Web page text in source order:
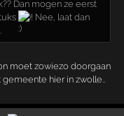
Dan mogen ze eerst
)! Nee, laat dan
moet zowiezo doorgaan
hier in zwolle..